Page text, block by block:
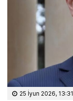
25 İyun 2026, 13:31